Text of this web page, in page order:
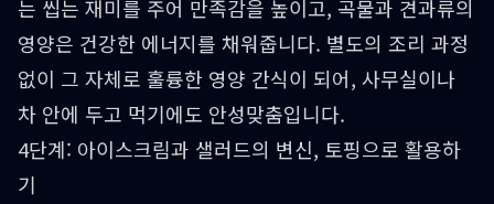
는 씹는 재미를 주어 만족감을 높이고, 곡물과 견과류의
영양은 건강한 에너지를 채워줍니다. 별도의 조리 과정
없이 그 자체로 훌륭한 영양 간식이 되어, 사무실이나
차 안에 두고 먹기에도 안성맞춤입니다.
4단계: 아이스크림과 샐러드의 변신, 토핑으로 활용하
기